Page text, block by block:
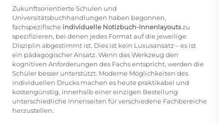
Zukunftsorientierte Schulen und
Universitätsbuchhandlungen haben begonnen,
fachspezifische individuelle Notizbuch-Innenlayoutszu
spezifizieren, bei denen jedes Format auf die jeweilige
Disziplin abgestimmt ist. Dies ist kein Luxusansatz – es ist
ein pädagogischer Ansatz. Wenn das Werkzeug den
kognitiven Anforderungen des Fachs entspricht, werden die
Schüler besser unterstützt. Moderne Möglichkeiten des
individuellen Drucks machen es heute praktikabel und
kostengünstig, innerhalb einer einzigen Bestellung
unterschiedliche Innenseiten für verschiedene Fachbereiche
herzustellen.